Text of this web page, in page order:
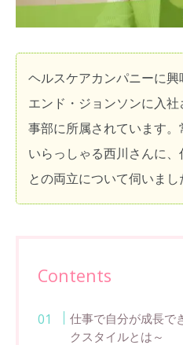
ヘルスケアカンパニーに興
エンド・ジョンソンに入
事部に所属されています
いらっしゃる西川さんに
との両立について伺いまし
Contents
仕事で自分が成長で
クスタイルとは～